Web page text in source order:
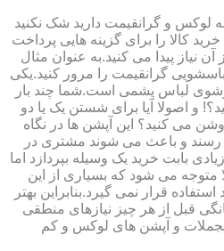
لوکس و گرانقیمت دارید شک نکنید
کالا را برای گزینه هایی پرداخت
نیاز پیدا می کنید.به عنوان مثال
گرانقیمت را مرور کنید.یکی
لباس پشمی است.شما چند بار
و اصولا آیا برای شستن یک یا دو
می کنید؟ این آپشن ها در نگاه
رسند و باعث می شوند مشتری در
بابت خرید یک وسیله بپردازد اما
متوجه می شود که بسیاری از این
قرار نمی گیرد.بنابراین بهتر
قبل از هر چیز نیازهای منطقی
تجملات و آپشن های لوکس و کم